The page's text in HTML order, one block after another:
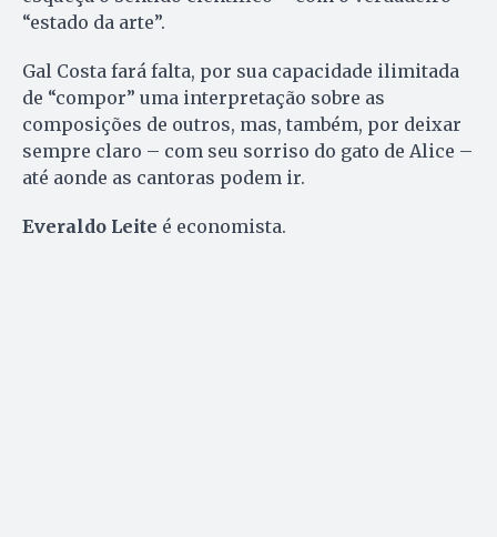
“estado da arte”.
Gal Costa fará falta, por sua capacidade ilimitada
de “compor” uma interpretação sobre as
composições de outros, mas, também, por deixar
sempre claro – com seu sorriso do gato de Alice –
até aonde as cantoras podem ir.
Everaldo Leite é economista.